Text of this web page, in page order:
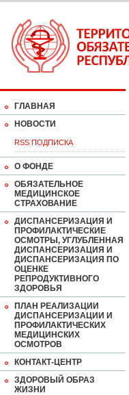
ГЛАВНАЯ
НОВОСТИ
RSS ПОДПИСКА
О ФОНДЕ
ОБЯЗАТЕЛЬНОЕ
МЕДИЦИНСКОЕ
СТРАХОВАНИЕ
ДИСПАНСЕРИЗАЦИЯ И
ПРОФИЛАКТИЧЕСКИЕ
ОСМОТРЫ, УГЛУБЛЕННАЯ
ДИСПАНСЕРИЗАЦИЯ И
ДИСПАНСЕРИЗАЦИЯ ПО
ОЦЕНКЕ
РЕПРОДУКТИВНОГО
ЗДОРОВЬЯ
ПЛАН РЕАЛИЗАЦИИ
ДИСПАНСЕРИЗАЦИИ И
ПРОФИЛАКТИЧЕСКИХ
МЕДИЦИНСКИХ
ОСМОТРОВ
КОНТАКТ-ЦЕНТР
ЗДОРОВЫЙ ОБРАЗ
ЖИЗНИ